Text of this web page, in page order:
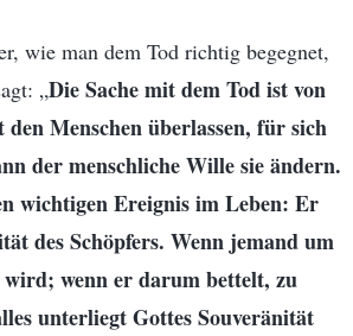
wie man dem Tod richtig begegnet,
„Die Sache mit dem Tod ist von
Menschen überlassen, für sich
der menschliche Wille sie ändern.
wichtigen Ereignis im Leben: Er
des Schöpfers. Wenn jemand um
wird; wenn er darum bettelt, zu
unterliegt Gottes Souveränität